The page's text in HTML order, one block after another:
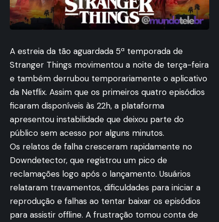
A estreia da tão aguardada 5ª temporada de
Stranger Things movimentou a noite de terça-feira
e também derrubou temporariamente o aplicativo
da Netflix. Assim que os primeiros quatro episódios
ficaram disponíveis às 22h, a plataforma
apresentou instabilidade que deixou parte do
público sem acesso por alguns minutos.
Os relatos de falha cresceram rapidamente no
Downdetector, que registrou um pico de
reclamações logo após o lançamento. Usuários
relataram travamentos, dificuldades para iniciar a
reprodução e falhas ao tentar baixar os episódios
para assistir offline. A frustração tomou conta de